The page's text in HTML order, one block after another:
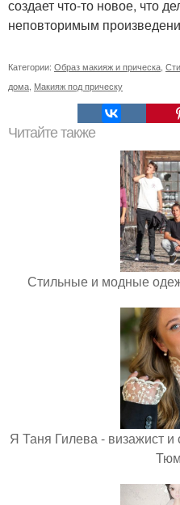
создает что-то новое, что
неповторимым
Категории: Образ макияж и прическа,
дома, Макияж под прическу
Читайте также
Стильные и модные
Я Таня Гилева - визажист и